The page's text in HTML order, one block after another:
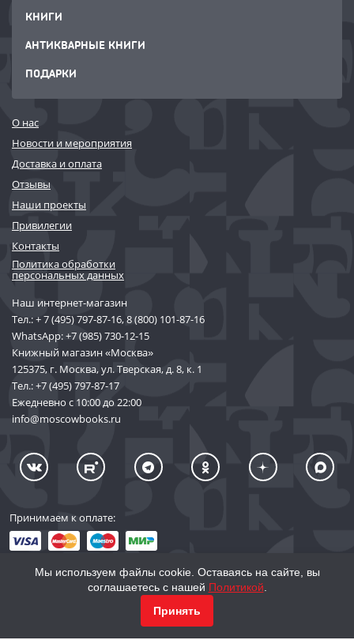
КНИГИ
АНТИКВАРНЫЕ КНИГИ
ПОДАРКИ
О нас
Новости и мероприятия
Доставка и оплата
Отзывы
Наши проекты
Привилегии
Контакты
Политика обработки
персональных данных
Наш интернет-магазин
Тел.:+ 7 (495) 797-87-16,8 (800) 101-87-16
WhatsApp:+7 (985) 730-12-15
Книжный магазин «Москва»
125375, г. Москва, ул. Тверская, д. 8, к. 1
Тел.:+7 (495) 797-87-17
Ежедневно с 10:00 до 22:00
info@moscowbooks.ru
Принимаем к оплате:
© 2002–2026 «Торговый Дом Книги «МОСКВА»
Мы используем файлы cookie. Оставаясь на сайте, вы
соглашаетесь с нашей Политикой
Принять